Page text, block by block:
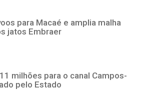
para Macaé e amplia malha
jatos Embraer
milhões para o canal Campos-
pelo Estado